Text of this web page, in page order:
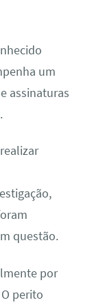
um
assinaturas
questão.
por
perito